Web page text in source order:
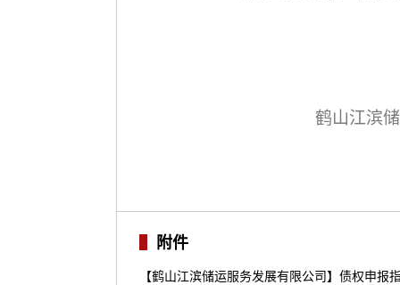
鹤山江滨
附件
【鹤山江滨储运服务发展有限公司】债权申报